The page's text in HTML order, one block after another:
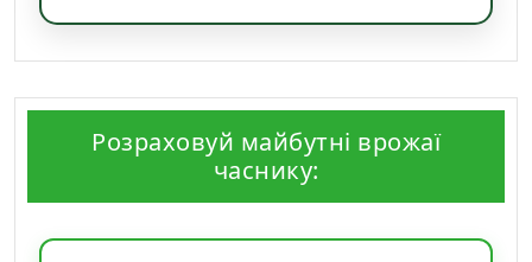
Розраховуй майбутні врожаї
часнику: